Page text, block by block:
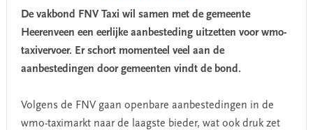
De vakbond FNV Taxi wil samen met de gemeente
Heerenveen een eerlijke aanbesteding uitzetten voor wmo-
taxivervoer. Er schort momenteel veel aan de
aanbestedingen door gemeenten vindt de bond.
Volgens de FNV gaan openbare aanbestedingen in de
wmo-taximarkt naar de laagste bieder, wat ook druk zet